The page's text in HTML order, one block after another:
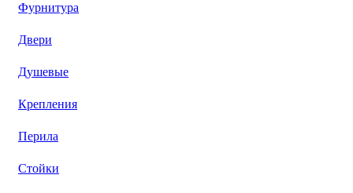
Фурнитура
Двери
Душевые
Крепления
Перила
Стойки